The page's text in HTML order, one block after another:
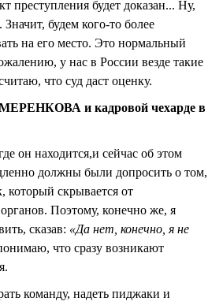
преступления будет доказан... Ну,
будем кого-то более
на его место. Это нормальный
у нас в России везде такие
что суд даст оценку.
и кадровой чехарде в
он находится,и сейчас об этом
должны были допросить о том,
который скрывается от
Поэтому, конечно же, я
сказав: «Да нет, конечно, я не
что сразу возникают
команду, надеть пиджаки и